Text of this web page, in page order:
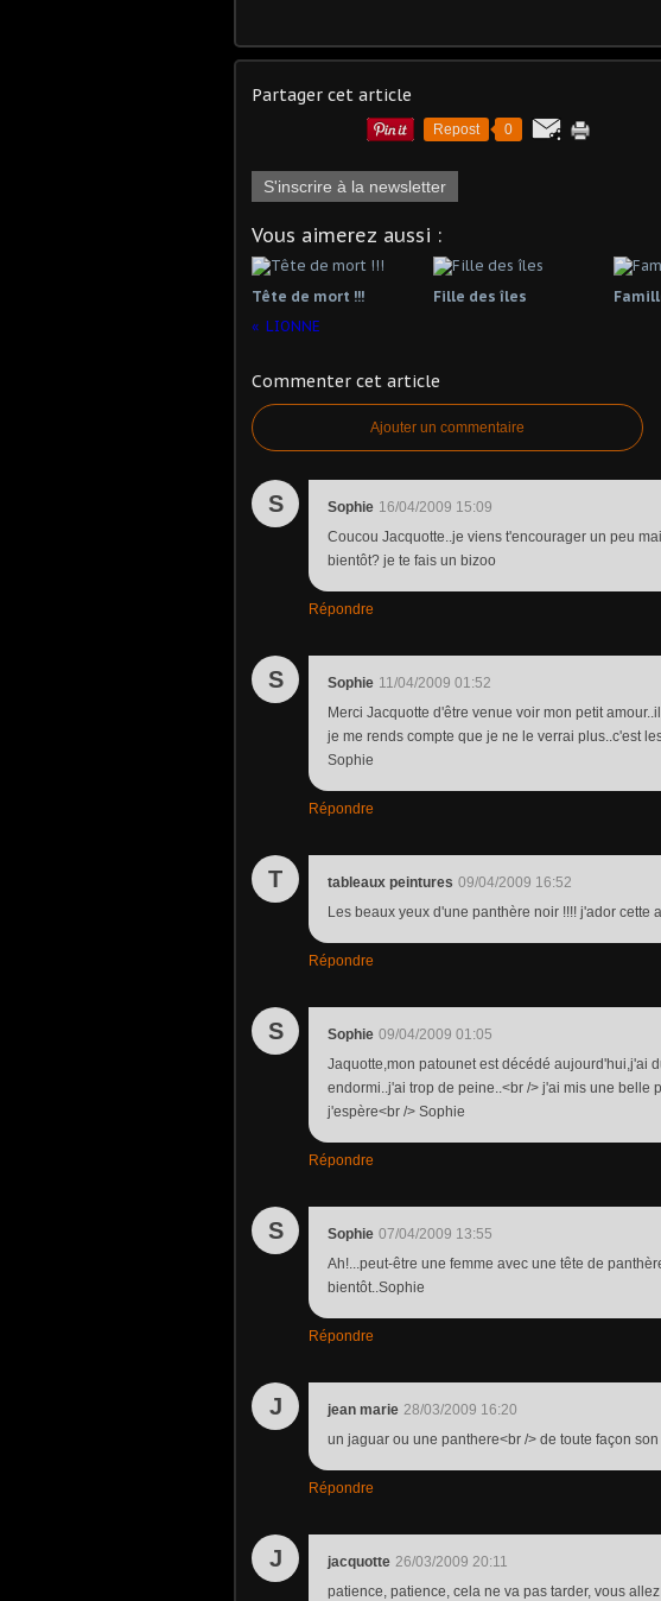
Partager cet article
Repost 0
S'inscrire à la newsletter
Vous aimerez aussi :
Tête de mort !!! Fille des îles
LIONNE
Commenter cet article
Ajouter un commentaire
S Sophie 16/04/2009 15:09
Coucou Jacquotte..je viens t'encourager un peu
bientôt? je te fais un bizoo
Répondre
S Sophie 11/04/2009 01:52
Merci Jacquotte d'être venue voir mon petit
je me rends compte que je ne le verrai plus..c'est
Sophie
Répondre
T tableaux peintures 09/04/2009 16:52
Les beaux yeux d'une panthère noir !!!! j'ador cette
Répondre
S Sophie 09/04/2009 01:05
Jaquotte,mon patounet est décédé aujourd'hui,j'ai
endormi..j'ai trop de peine..<br /> j'ai mis une belle
j'espère<br /> Sophie
Répondre
S Sophie 07/04/2009 13:55
Ah!...peut-être une femme avec une tête de
bientôt..Sophie
Répondre
J jean marie 28/03/2009 16:20
un jaguar ou une panthere<br /> de toute façon
Répondre
J jacquotte 26/03/2009 20:11
patience, patience, cela ne va pas tarder, vous